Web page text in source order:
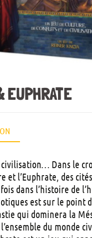
EUPHRATE
civilisation… Dans le
et l’Euphrate, des
dans l’histoire de
est sur le point
qui dominera la
du monde